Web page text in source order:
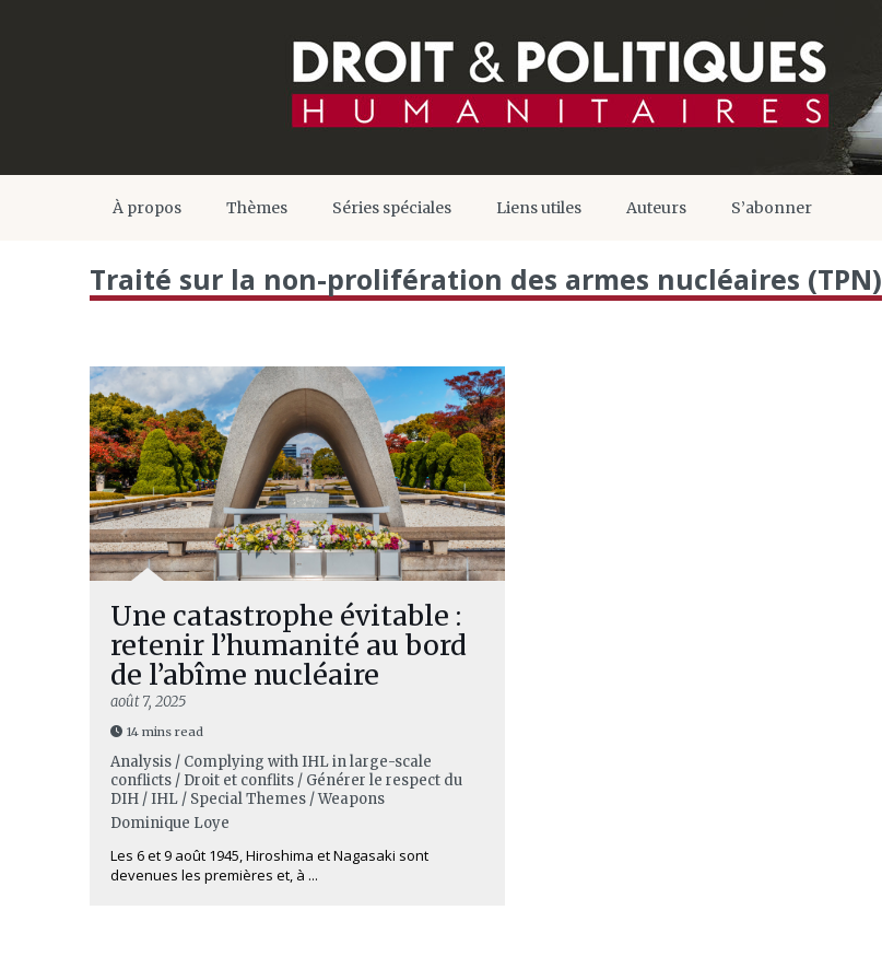
À propos Thèmes Séries spéciales Liens utiles Auteurs S’abonner
Traité sur la non-prolifération des armes nucléaires (TPN)
Une catastrophe évitable :
retenir l’humanité au bord
de l’abîme nucléaire
août 7, 2025
14 mins read
Analysis / Complying with IHL in large-scale
conflicts / Droit et conflits / Générer le respect du
DIH / IHL / Special Themes / Weapons
Dominique Loye
Les 6 et 9 août 1945, Hiroshima et Nagasaki sont
devenues les premières et, à ...